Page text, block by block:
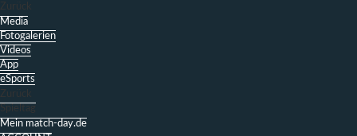
Zurück
Media
Fotogalerien
Videos
App
eSports
Zurück
Spieltag
Mein match-day.de